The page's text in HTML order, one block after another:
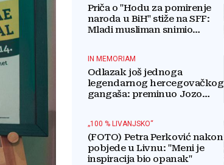
Priča o "Hodu za pomirenje
naroda u BiH" stiže na SFF:
Mladi musliman snimio
IN MEMORIAM
Odlazak još jednoga
legendarnog hercegovačkog
gangaša: preminuo Jozo
„100 % LIVANJSKO“
(FOTO) Petra Perković nakon
pobjede u Livnu: "Meni je
inspiracija bio opanak"